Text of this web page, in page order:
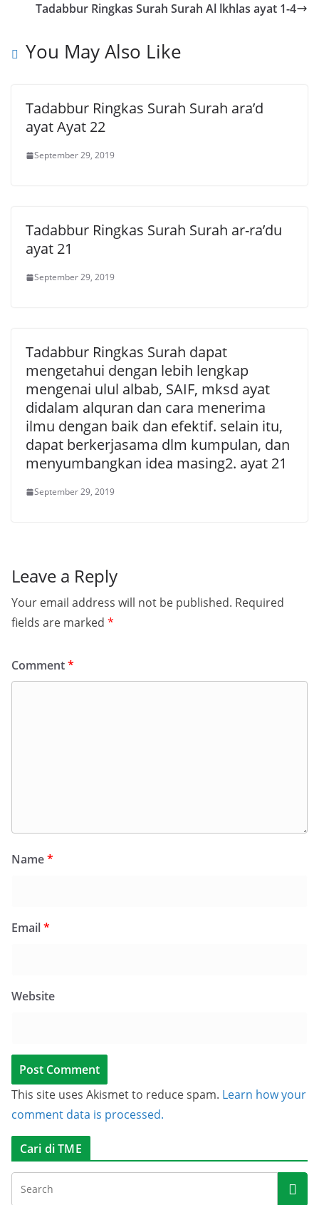
Tadabbur Ringkas Surah Surah Al lkhlas ayat 1-4
You May Also Like
Tadabbur Ringkas Surah Surah ara’d
ayat Ayat 22
September 29, 2019
Tadabbur Ringkas Surah Surah ar-ra’du
ayat 21
September 29, 2019
Tadabbur Ringkas Surah dapat
mengetahui dengan lebih lengkap
mengenai ulul albab, SAIF, mksd ayat
didalam alquran dan cara menerima
ilmu dengan baik dan efektif. selain itu,
dapat berkerjasama dlm kumpulan, dan
menyumbangkan idea masing2. ayat 21
September 29, 2019
Leave a Reply
Your email address will not be published. Required
fields are marked *
Comment*
Name*
Email*
Website
This site uses Akismet to reduce spam. Learn how your
comment data is processed.
Cari di TME